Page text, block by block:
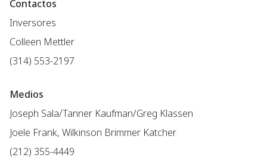
Contactos
Inversores
Colleen Mettler
(314) 553-2197
Medios
Joseph Sala/Tanner Kaufman/Greg Klassen
Joele Frank, Wilkinson Brimmer Katcher
(212) 355-4449